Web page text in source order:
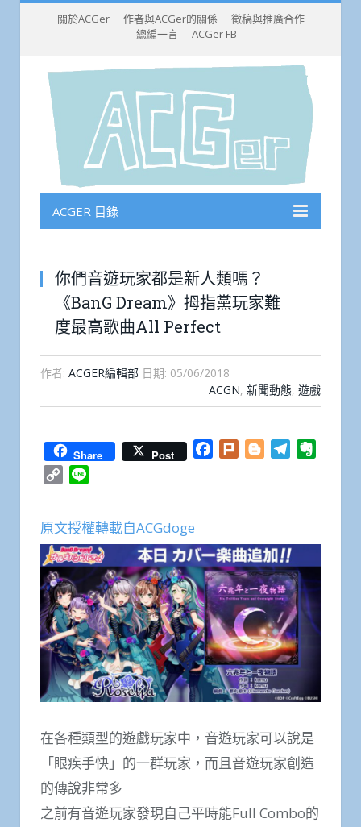
關於ACGer 作者與ACGer的關係
徵稿與推廣合作
總編一言
ACGer FB
ACGER 目錄
你們音遊玩家都是新人類嗎？
《BanG Dream》拇指黨玩家難
度最高歌曲All Perfect
作者: ACGER編輯部 日期: 05/06/2018
ACGN, 新聞動態, 遊戲
Share Post Facebook
Plurk BloggerTelegram
Copy
原文授權轉載自ACGdoge
在各種類型的遊戲玩家中，音遊玩家可以說是
「眼疾手快」的一群玩家，而且音遊玩家創造
的傳說非常多
之前有音遊玩家發現自己平時能Full Combo的